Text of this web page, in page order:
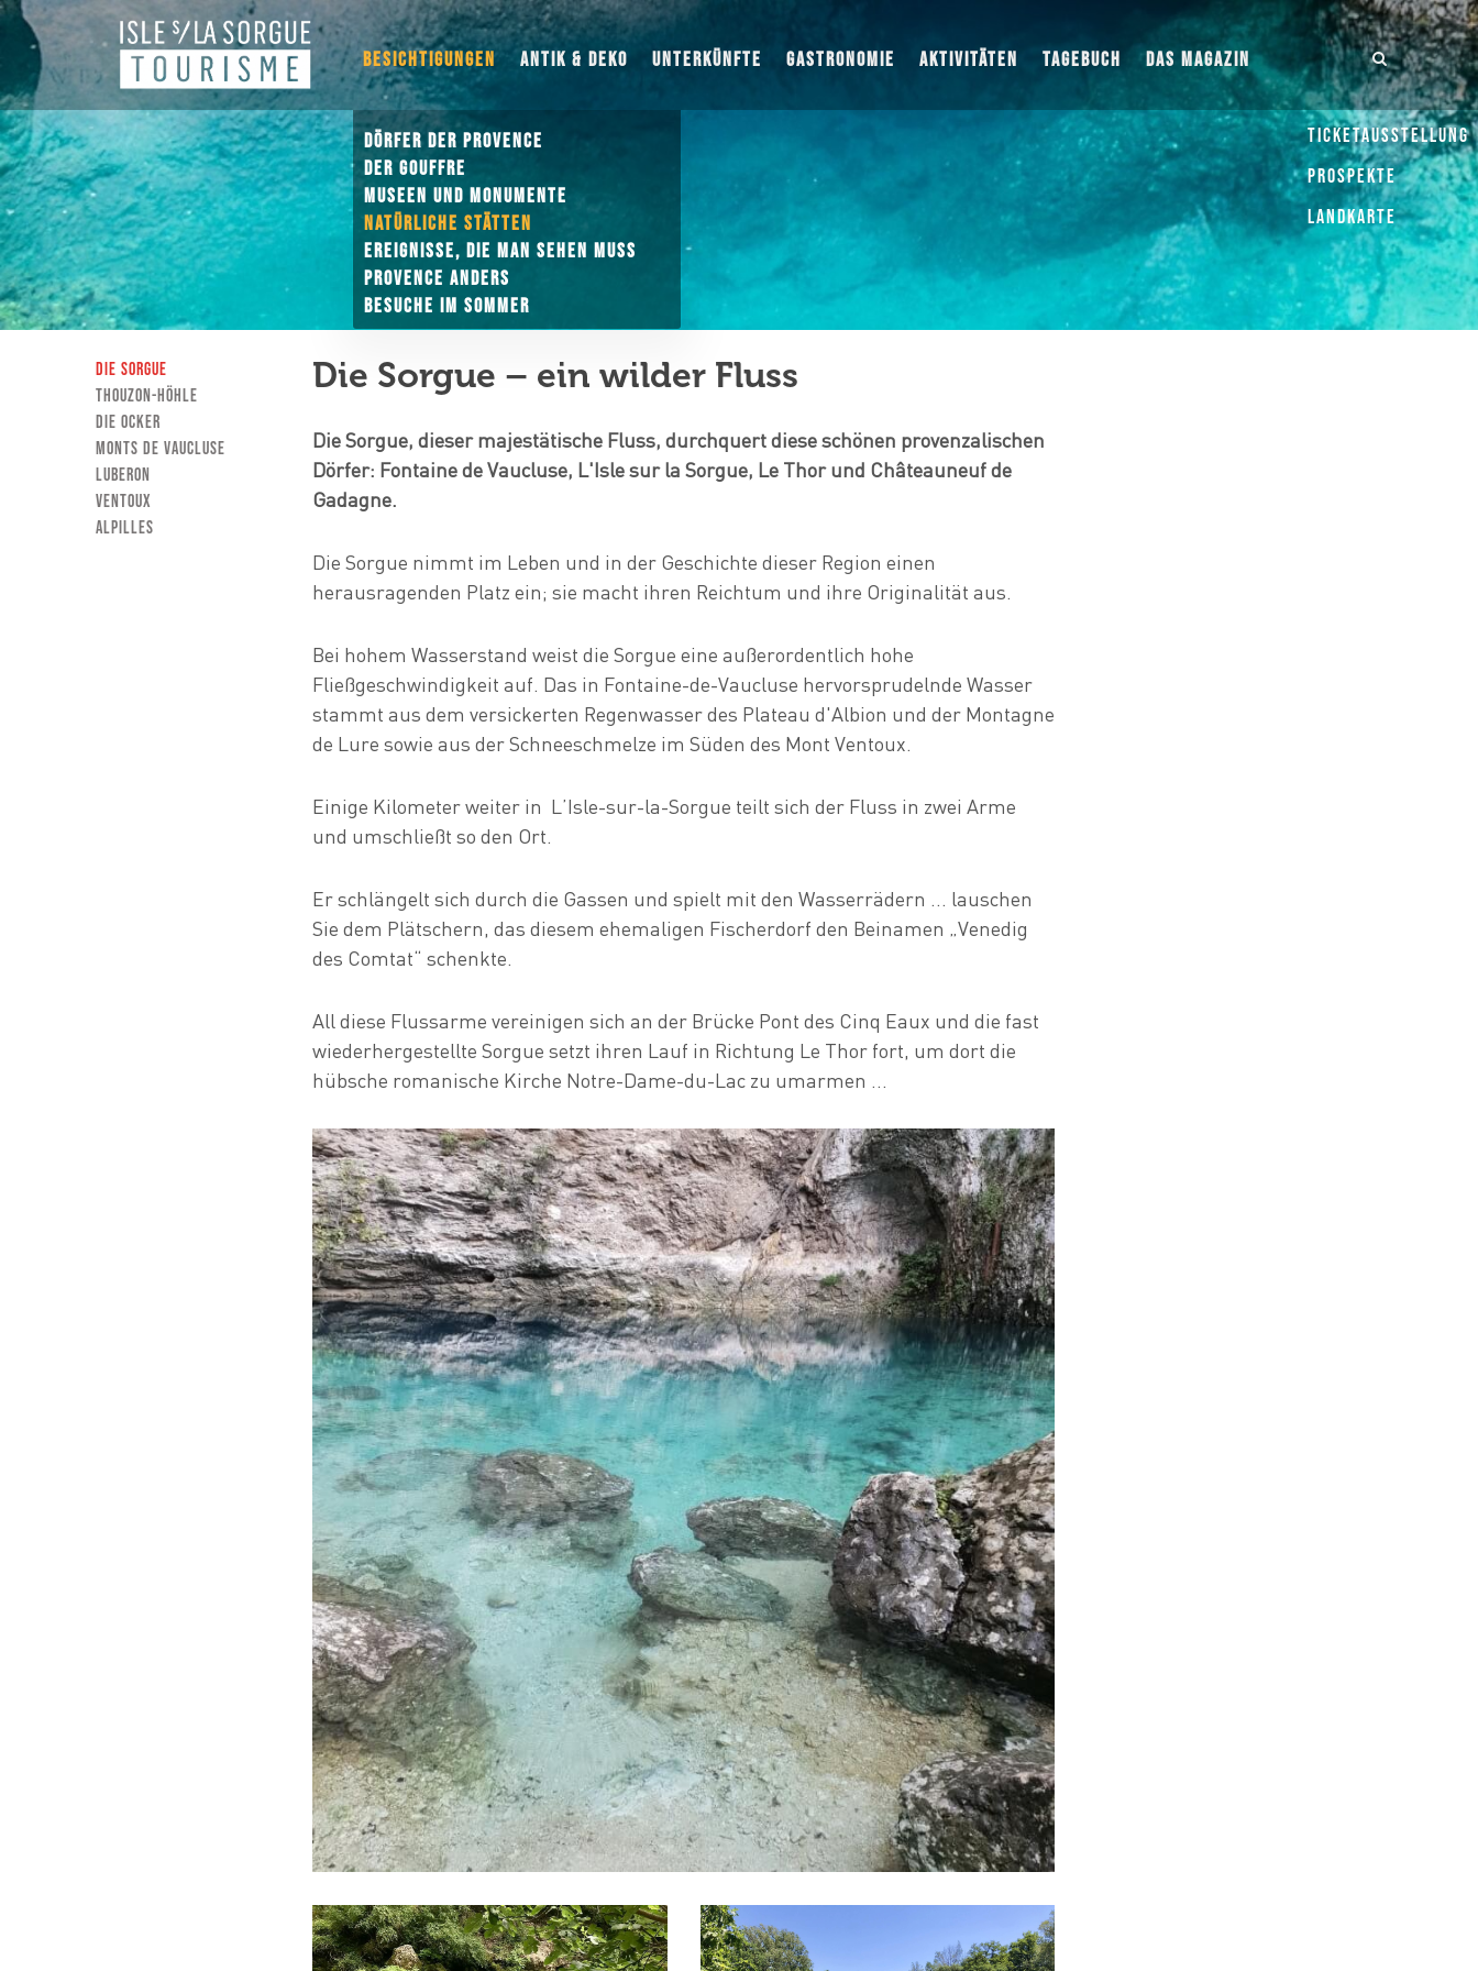
BESICHTIGUNGEN
DÖRFER DER PROVENCE
DER GOUFFRE
MUSEEN UND MONUMENTE
NATÜRLICHE STÄTTEN
EREIGNISSE, DIE MAN SEHEN MUSS
PROVENCE ANDERS
BESUCHE IM SOMMER
ANTIK & DEKO UNTERKÜNFTE GASTRONOMIE AKTIVITÄTEN TAGEBUCH DAS MAGAZIN
Die Sorgue
Thouzon-Höhle
Die Ocker
Monts de Vaucluse
Luberon
Ventoux
Alpilles
Die Sorgue – ein wilder Fluss
Die Sorgue, dieser majestätische Fluss, durchquert diese schönen provenzalischen
Dörfer: Fontaine de Vaucluse, L'Isle sur la Sorgue, Le Thor und Châteauneuf de
Gadagne.
Die Sorgue nimmt im Leben und in der Geschichte dieser Region einen
herausragenden Platz ein; sie macht ihren Reichtum und ihre Originalität aus.
Bei hohem Wasserstand weist die Sorgue eine außerordentlich hohe
Fließgeschwindigkeit auf. Das in Fontaine-de-Vaucluse hervorsprudelnde Wasser
stammt aus dem versickerten Regenwasser des Plateau d'Albion und der Montagne
de Lure sowie aus der Schneeschmelze im Süden des Mont Ventoux.
Einige Kilometer weiter in L’Isle-sur-la-Sorgue teilt sich der Fluss in zwei Arme
und umschließt so den Ort.
Er schlängelt sich durch die Gassen und spielt mit den Wasserrädern ... lauschen
Sie dem Plätschern, das diesem ehemaligen Fischerdorf den Beinamen „Venedig
des Comtat“ schenkte.
All diese Flussarme vereinigen sich an der Brücke Pont des Cinq Eaux und die fast
wiederhergestellte Sorgue setzt ihren Lauf in Richtung Le Thor fort, um dort die
hübsche romanische Kirche Notre-Dame-du-Lac zu umarmen ...
Ticketausstellung
Prospekte
Landkarte